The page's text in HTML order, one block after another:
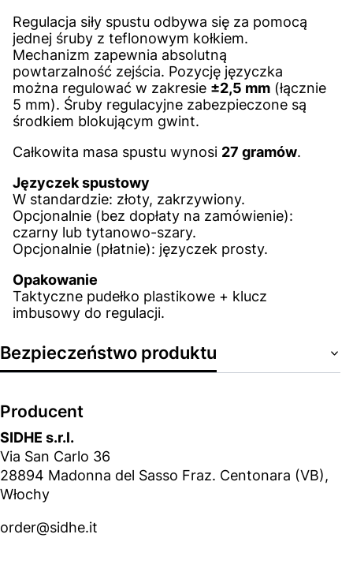
Regulacja siły spustu odbywa się za pomocą
jednej śruby z teflonowym kołkiem.
Mechanizm zapewnia absolutną
powtarzalność zejścia. Pozycję języczka
można regulować w zakresie ±2,5 mm (łącznie
5 mm). Śruby regulacyjne zabezpieczone są
środkiem blokującym gwint.
Całkowita masa spustu wynosi 27 gramów.
Języczek spustowy
W standardzie: złoty, zakrzywiony.
Opcjonalnie (bez dopłaty na zamówienie):
czarny lub tytanowo-szary.
Opcjonalnie (płatnie): języczek prosty.
Opakowanie
Taktyczne pudełko plastikowe + klucz
imbusowy do regulacji.
Bezpieczeństwo produktu
Producent
SIDHE s.r.l.
Via San Carlo 36
28894 Madonna del Sasso Fraz. Centonara (VB),
Włochy
order@sidhe.it